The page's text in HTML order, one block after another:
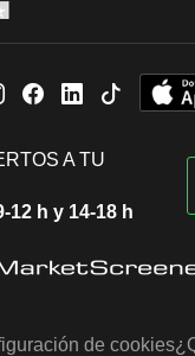
A TU
12 h y 14-18 h
de cookies